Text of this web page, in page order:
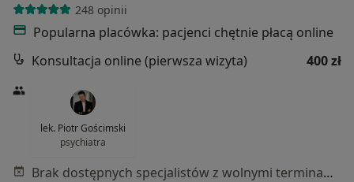
248 opinii
Popularna placówka: pacjenci chętnie płacą online
Konsultacja online (pierwsza wizyta)
400 zł
lek. Piotr Gościmski
psychiatra
Brak dostępnych specjalistów z wolnymi terminami w tym centrum medycznym.